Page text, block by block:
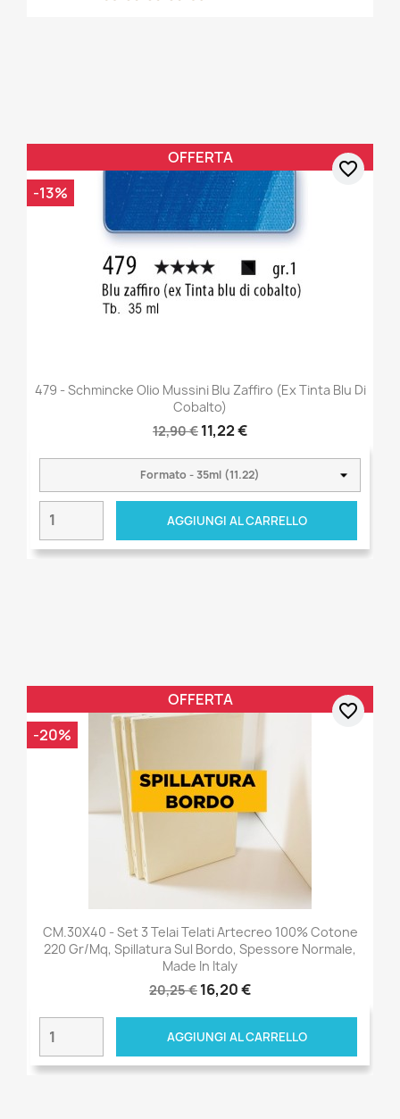
479 - Schmincke Olio Mussini Blu Zaffiro (ex Tinta Blu Di
Cobalto)
12,90 € 11,22 €
AGGIUNGI AL CARRELLO
OFFERTA
-13%
favorite_border
CM.30X40 - Set 3 Telai Telati Artecreo 100% Cotone
220 Gr/mq, Spillatura Sul Bordo, Spessore Normale,
Made In Italy
20,25 € 16,20 €
AGGIUNGI AL CARRELLO
OFFERTA
-20%
favorite_border